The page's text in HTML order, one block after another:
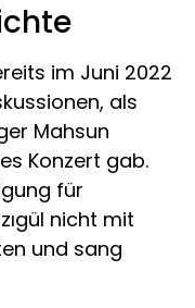
im Juni 2022
als
Mahsun
Konzert gab.
für
nicht mit
und sang